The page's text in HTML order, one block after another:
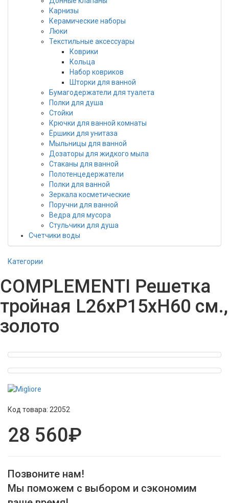
Карнизы
Керамические наборы
Люки
Текстильные аксессуары
Коврики
Кольца
Набор ковриков
Шторки для ванной
Бумагодержатели для туалета
Полки для душа
Стойки
Крючки для ванной комнаты
Ёршики для унитаза
Мыльницы для ванной
Дозаторы для жидкого мыла
Стаканы для ванной
Полотенцедержатели
Полки для ванной
Зеркала косметические
Поручни для ванной
Ведра для мусора
Стульчики для душа
Счетчики воды
Категории
COMPLEMENTI Решетка
тройная L26xP15xH60 см.,
золото
Код товара: 22052
28 560₽
Позвоните нам!
Мы поможем с выбором и сэкономим